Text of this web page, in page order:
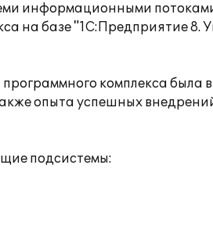
информационными
на базе "1C:Предприятие 8.
комплекса была
опыта успешных
подсистемы: